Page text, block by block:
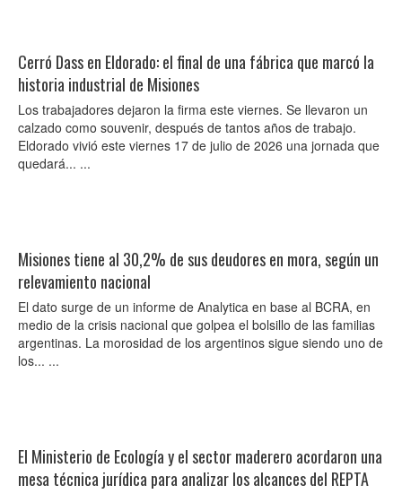
Cerró Dass en Eldorado: el final de una fábrica que marcó la
historia industrial de Misiones
Los trabajadores dejaron la firma este viernes. Se llevaron un
calzado como souvenir, después de tantos años de trabajo.
Eldorado vivió este viernes 17 de julio de 2026 una jornada que
quedará... ...
Misiones tiene al 30,2% de sus deudores en mora, según un
relevamiento nacional
El dato surge de un informe de Analytica en base al BCRA, en
medio de la crisis nacional que golpea el bolsillo de las familias
argentinas. La morosidad de los argentinos sigue siendo uno de
los... ...
El Ministerio de Ecología y el sector maderero acordaron una
mesa técnica jurídica para analizar los alcances del REPTA